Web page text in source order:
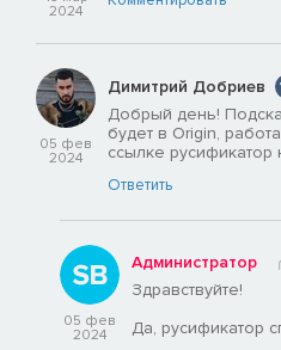
2024
05 фев
2024
Димитрий Добриев
Добрый день!
будет в Origin,
ссылке русификатор
Ответить
05 фев
2024
Администратор
Здравствуйте!
Да, русификатор